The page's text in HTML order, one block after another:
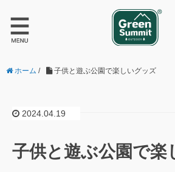
ホーム / 子供と遊ぶ公園で楽しいグッズ
2024.04.19
子供と遊ぶ公園で楽